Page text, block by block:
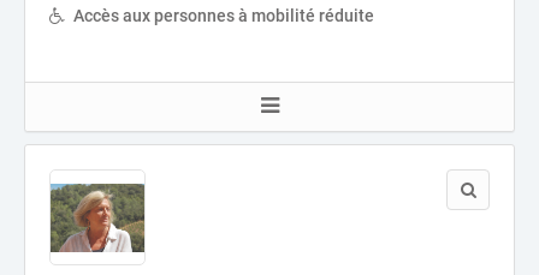
Accès aux personnes à mobilité réduite